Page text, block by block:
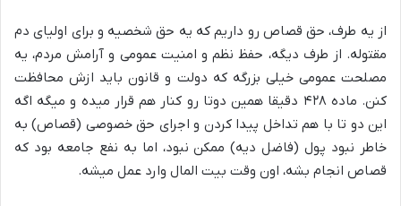
از یه طرف، حق قصاص رو داریم که یه حق شخصیه و برای اولیای دم
مقتوله. از طرف دیگه، حفظ نظم و امنیت عمومی و آرامش مردم، یه
مصلحت عمومی خیلی بزرگه که دولت و قانون باید ازش محافظت
کنن. ماده ۴۲۸ دقیقا همین دوتا رو کنار هم قرار میده و میگه اگه
این دو تا با هم تداخل پیدا کردن و اجرای حق خصوصی (قصاص) به
خاطر نبود پول (فاضل دیه) ممکن نبود، اما به نفع جامعه بود که
قصاص انجام بشه، اون وقت بیت المال وارد عمل میشه.